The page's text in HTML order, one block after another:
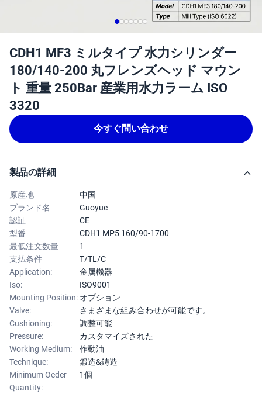
CDH1 MF3 ミルタイプ 水力シリンダー
180/140-200 丸フレンズヘッド マウン
ト 重量 250Bar 産業用水力ラーム ISO
3320
今すぐ問い合わせ
製品の詳細
原産地
中国
ブランド名
Guoyue
認証
CE
型番
CDH1 MP5 160/90-1700
最低注文数量
1
支払条件
T/TL/C
Application:
金属機器
Iso:
ISO9001
Mounting Position: オプション
Valve:
さまざまな組み合わせが可能です。
Cushioning:
調整可能
Pressure:
カスタマイズされた
Working Medium:
作動油
Technique:
鍛造&鋳造
Minimum Oeder
Quantity:
1個